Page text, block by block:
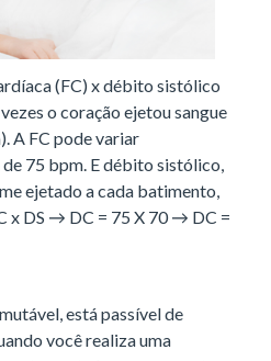
(FC) x débito sistólico
o coração ejetou sangue
A FC pode variar
75 bpm. E débito sistólico,
ejetado a cada batimento,
x DS → DC = 75 X 70 → DC =
está passível de
você realiza uma